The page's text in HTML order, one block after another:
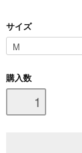
サイズ
購入数